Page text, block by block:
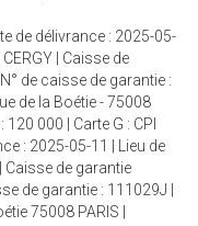
de délivrance : 2025-05-
| Caisse de
de caisse de garantie :
de la Boétie - 75008
000 | Carte G : CPI
: 2025-05-11 | Lieu de
Caisse de garantie
de garantie : 111029J |
75008 PARIS |